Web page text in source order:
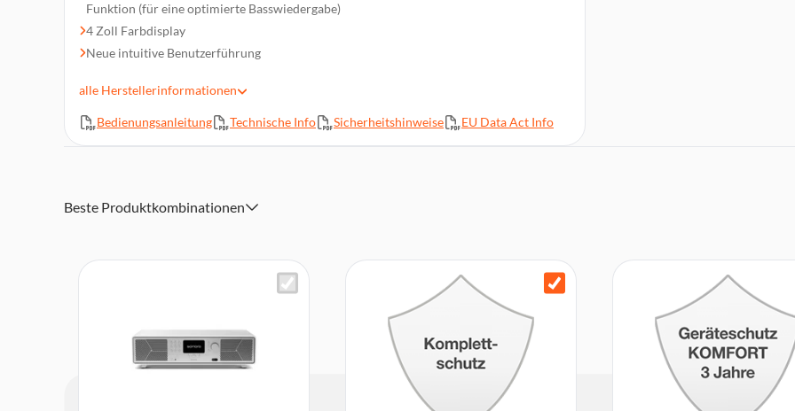
Funktion (für eine optimierte Basswiedergabe)
4 Zoll Farbdisplay
Neue intuitive Benutzerführung
Zahlreiche Anschlussmöglichkeiten (HDMI ARC, USB-A, USB-C, Optischer
Digitaleingang, Aux-In, etc.)
alle Herstellerinformationen
Bedienungsanleitung Technische Info Sicherheitshinweise EU Data Act Info
Beste Produktkombinationen